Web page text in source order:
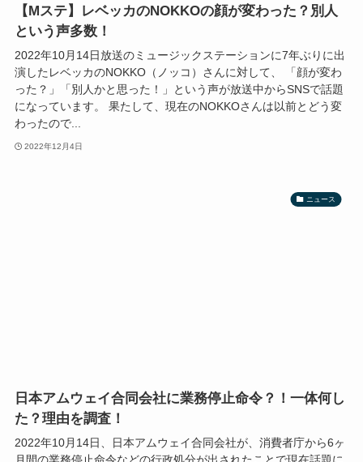
【Mステ】レベッカのNOKKOの顔が変わった？別人
という声多数！
2022年10月14日放送のミュージックステーションに7年ぶりに出
演したレベッカのNOKKO（ノッコ）さんに対して、 「顔が変わ
った？」「別人かと思った！」という声が放送中からSNSで話題
になっています。 果たして、現在のNOKKOさんは以前とどう変
わったので...
2022年12月4日
ニュース
日本アムウェイ合同会社に業務停止命令？！一体何し
た？理由を調査！
2022年10月14日、日本アムウェイ合同会社が、消費者庁から6ヶ